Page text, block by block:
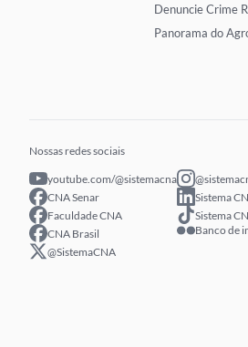
Denuncie Crime
Panorama do
Nossas redes sociais
youtube.com/@sistemacna
CNA Senar
Faculdade CNA
CNA Brasil
@SistemaCNA
Sistema
Sistema
Banco de